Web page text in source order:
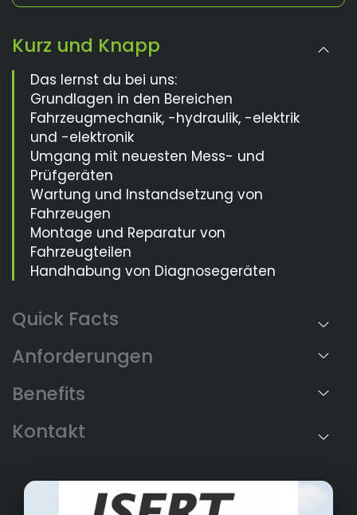
Kurz und Knapp
Das lernst du bei uns:
Grundlagen in den Bereichen
Fahrzeugmechanik, -hydraulik, -elektrik
und -elektronik
Umgang mit neuesten Mess- und
Prüfgeräten
Wartung und Instandsetzung von
Fahrzeugen
Montage und Reparatur von
Fahrzeugteilen
Handhabung von Diagnosegeräten
Anforderungen
Benefits